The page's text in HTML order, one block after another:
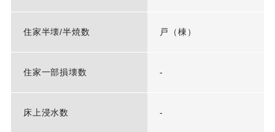
住家半壊/半焼数 戸（棟）
住家一部損壊数 -
床上浸水数 -